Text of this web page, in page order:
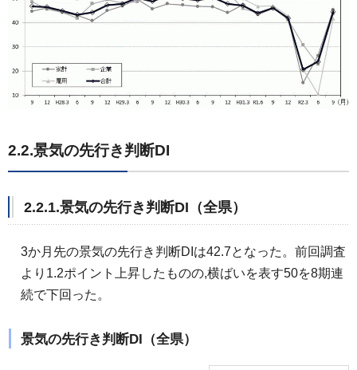
2.2.景気の先行き判断DI
2.2.1.景気の先行き判断DI（全県）
3か月先の景気の先行き判断DIは42.7となった。前回調査
より1.2ポイント上昇したものの,横ばいを表す50を8期連
続で下回った。
景気の先行き判断DI（全県）